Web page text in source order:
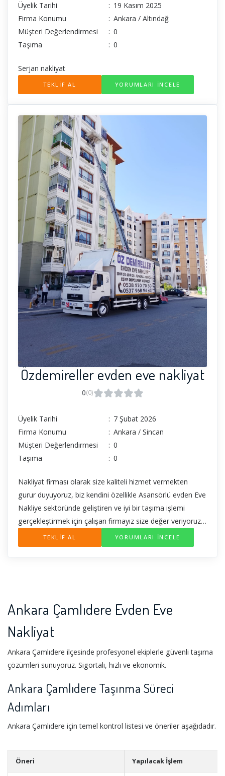
Üyelik Tarihi : 19 Kasım 2025
Firma Konumu
: Ankara / Altındağ
Müşteri Değerlendirmesi
: 0
Taşıma
: 0
Serjan nakliyat
TEKLİF AL YORUMLARI İNCELE
Özdemireller evden eve nakliyat
0(0)
Üyelik Tarihi : 7 Şubat 2026
Firma Konumu
: Ankara / Sincan
Müşteri Değerlendirmesi
: 0
Taşıma
: 0
Nakliyat firması olarak size kaliteli hizmet vermekten
gurur duyuyoruz, biz kendini özellikle Asansörlü evden Eve
Nakliye sektöründe geliştiren ve iyi bir taşıma işlemi
gerçekleştirmek için çalışan firmayız size değer veriyoruz
çünkü bizim için siz varsınız sizi ne kadar memnun
bırakırsak, sizde bu memnuniyet sayesinde bizi eşinize
TEKLİF AL YORUMLARI İNCELE
Ankara Çamlıdere Evden Eve
Nakliyat
Ankara Çamlıdere ilçesinde profesyonel ekiplerle güvenli taşıma
çözümleri sunuyoruz. Sigortalı, hızlı ve ekonomik.
Ankara Çamlıdere Taşınma Süreci
Adımları
Ankara Çamlıdere için temel kontrol listesi ve öneriler aşağıdadır.
Öneri Yapılacak İşlem